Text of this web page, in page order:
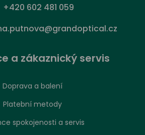
+420 602 481 059
a zákaznický servis
Doprava a balení
Platební metody
spokojenosti a servis